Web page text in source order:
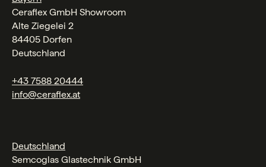
Ceraflex GmbH Showroom
Alte Ziegelei 2
84405 Dorfen
Deutschland
+43 7588 20444
info@ceraflex.at
Deutschland
Semcoglas Glastechnik GmbH